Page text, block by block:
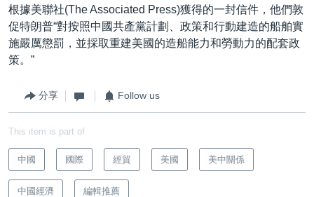
根據美聯社(The Associated Press)獲得的一封信件，他們敦
促特朗普“對按照中國共產黨計劃、政策和行動建造的船舶實
施嚴厲懲罰，並採取重建美國的造船能力和勞動力的配套政
策。”
分享 Follow us
This item is part of
中國 國際 經貿 美國 美中關係
中國經濟 編輯推薦